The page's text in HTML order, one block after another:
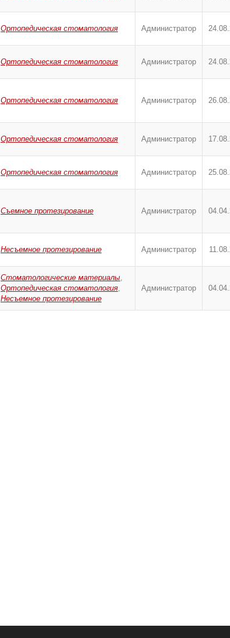
Ортопедическая стоматология Администратор
Ортопедическая стоматология Администратор
Ортопедическая стоматология Администратор
Ортопедическая стоматология Администратор
Ортопедическая стоматология Администратор
Съемное протезирование Администратор
Несъемное протезирование Администратор
Стоматологические материалы,
Ортопедическая стоматология,
Несъемное протезирование
Администратор